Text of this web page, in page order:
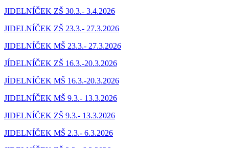
JIDELNÍČEK ZŠ 30.3.- 3.4.2026
JIDELNÍČEK ZŠ 23.3.- 27.3.2026
JIDELNÍČEK MŠ 23.3.- 27.3.2026
JÍDELNÍČEK ZŠ 16.3.-20.3.2026
JÍDELNÍČEK MŠ 16.3.-20.3.2026
JIDELNÍČEK MŠ 9.3.- 13.3.2026
JIDELNÍČEK ZŠ 9.3.- 13.3.2026
JIDELNÍČEK MŠ 2.3.- 6.3.2026